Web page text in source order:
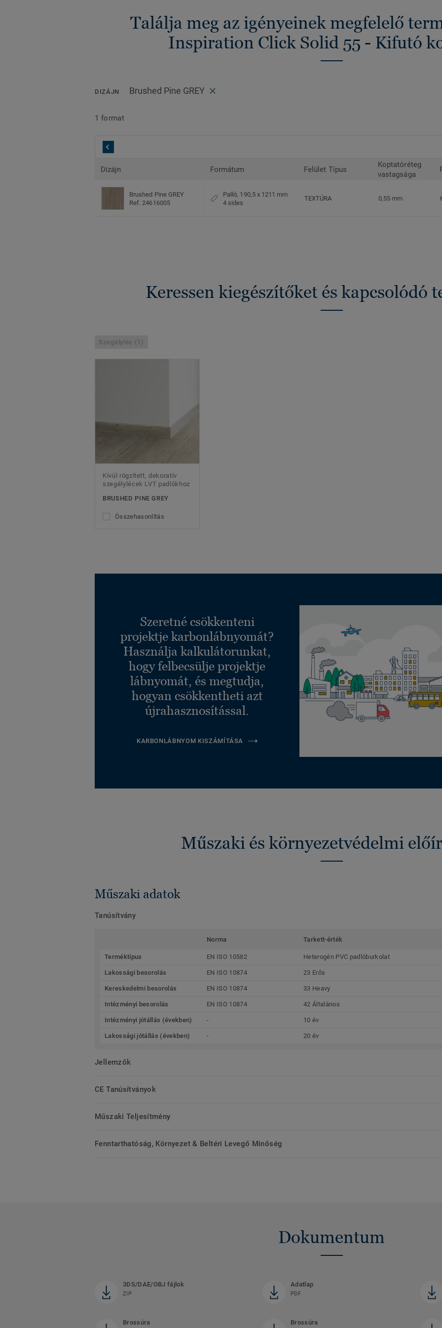
Találja meg az igényeinek megfelelő
Inspiration Click Solid 55 - Kifutó
DIZÁJN Brushed Pine GREY
1 format
Dizájn Formátum Felület Típus
Koptatóréteg
vastagsága
Brushed Pine GREY
Ref. 24616005
Palló, 190,5 x 1211 mm
4 sides
TEXTÚRA 0,55 mm
Keressen kiegészítőket és kapcsolódó
Szegélyléc (1)
Kívül rögzített, dekoratív
szegélylécek LVT padlókhoz
BRUSHED PINE GREY
Összehasonlítás
Szeretné csökkenteni
projektje karbonlábnyomát?
Használja kalkulátorunkat,
hogy felbecsülje projektje
lábnyomát, és megtudja,
hogyan csökkentheti azt
újrahasznosítással.
KARBONLÁBNYOM KISZÁMÍTÁSA
Műszaki és környezetvédelmi
Műszaki adatok
Tanúsítvány
Norma Tarkett-érték
Terméktípus EN ISO 10582 Heterogén PVC padlóburkolat
Lakossági besorolás EN ISO 10874 23 Erős
Kereskedelmi besorolás EN ISO 10874 33 Heavy
Intézményi besorolás EN ISO 10874 42 Általános
Intézményi jótállás (években) - 10 év
Lakossági jótállás (években) - 20 év
Jellemzők
CE Tanúsítványok
Műszaki Teljesítmény
Fenntarthatóság, Környezet & Beltéri Levegő Minőség
Dokumentum
3DS/DAE/OBJ fájlok
ZIP
Adatlap
PDF
Brossúra Brossúra